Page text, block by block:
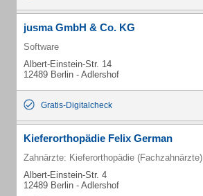
jusma GmbH & Co. KG
Software
Albert-Einstein-Str. 14
12489 Berlin - Adlershof
Gratis-Digitalcheck
Kieferorthopädie Felix German
Zahnärzte: Kieferorthopädie (Fachzahnärzte)
Albert-Einstein-Str. 4
12489 Berlin - Adlershof